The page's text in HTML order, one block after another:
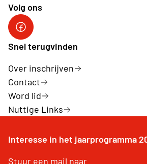
Volg ons
Facebook
Snel terugvinden
Over inschrijven
Contact
Word lid
Nuttige Links
Interesse in het jaarprogramma
Stuur een mail naar